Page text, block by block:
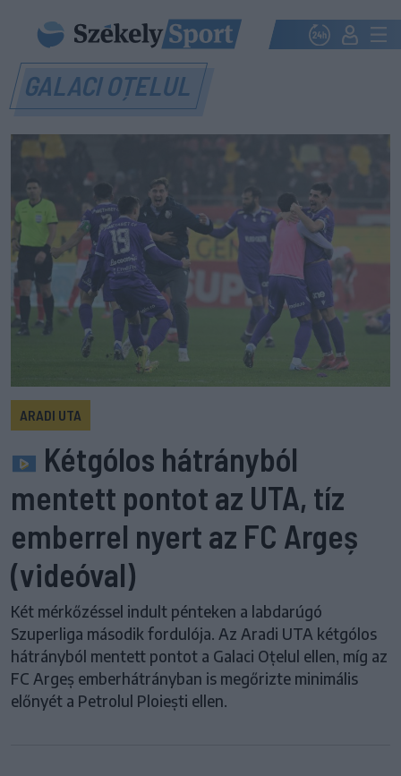
GALACI OȚELUL
ARADI UTA
Kétgólos hátrányból
mentett pontot az UTA, tíz
emberrel nyert az FC Argeș
(videóval)
Két mérkőzéssel indult pénteken a labdarúgó
Szuperliga második fordulója. Az Aradi UTA kétgólos
hátrányból mentett pontot a Galaci Oțelul ellen, míg az
FC Argeș emberhátrányban is megőrizte minimális
előnyét a Petrolul Ploiești ellen.